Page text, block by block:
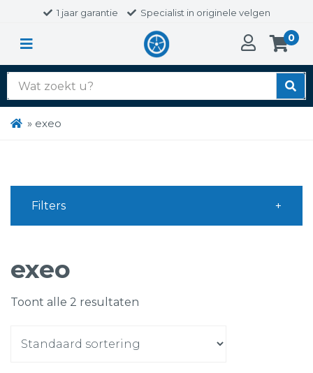
1 jaar garantie Specialist in originele velgen
0
Zoek
naar:
» exeo
exeo
Toont alle 2 resultaten
Filters